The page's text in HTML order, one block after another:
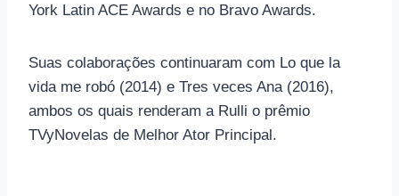
York Latin ACE Awards e no Bravo Awards.
Suas colaborações continuaram com Lo que la
vida me robó (2014) e Tres veces Ana (2016),
ambos os quais renderam a Rulli o prêmio
TVyNovelas de Melhor Ator Principal.